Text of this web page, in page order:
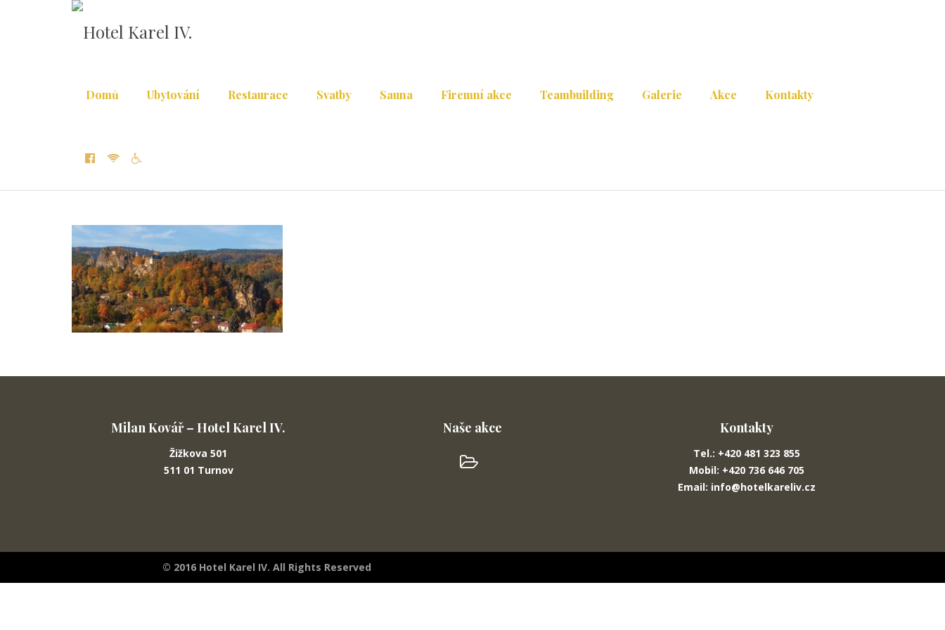
Domů Ubytování Restaurace Svatby Sauna Firemní akce Teambuilding Galerie Akce Kontakty
Milan Kovář – Hotel Karel IV.
Žižkova 501
511 01 Turnov
Naše akce Kontakty
Tel.: +420 481 323 855
Mobil: +420 736 646 705
Email: info@hotelkareliv.cz
© 2016 Hotel Karel IV. All Rights Reserved